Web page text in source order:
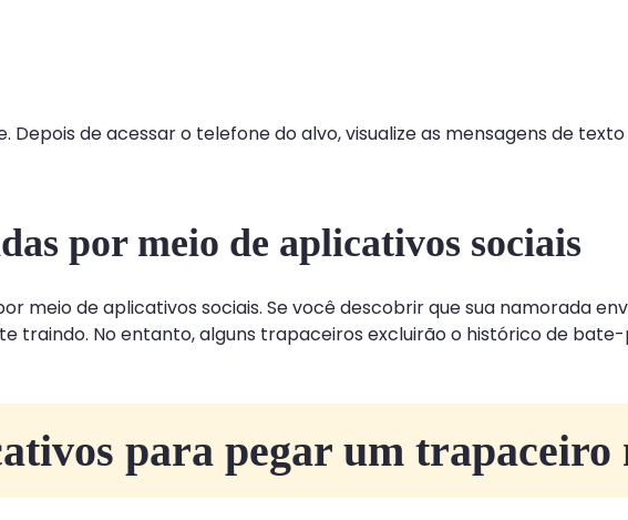
de acessar o telefone do alvo, visualize as mensagens de
por meio de aplicativos sociais
meio de aplicativos sociais. Se você descobrir que sua namorada
traindo. No entanto, alguns trapaceiros excluirão o histórico de
para pegar um trapaceiro